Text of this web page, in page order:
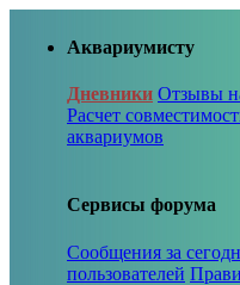
Аквариумисту
Дневники Отзывы
Расчет
аквариумов
Сервисы форума
Сообщения за
пользователей